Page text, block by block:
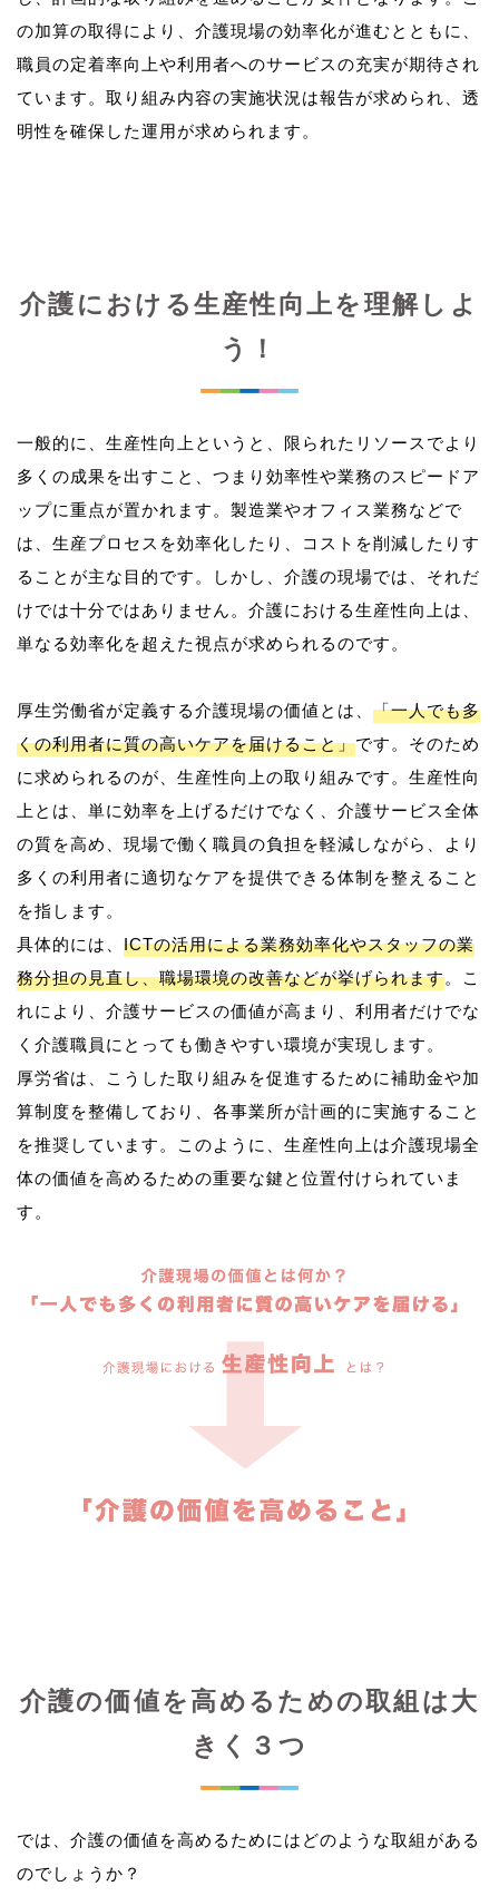
の加算の取得により、介護現場の効率化が進むとともに、
職員の定着率向上や利用者へのサービスの充実が期待され
ています。取り組み内容の実施状況は報告が求められ、透
介護における生産性向上を理解しよ
う！
一般的に、生産性向上というと、限られたリソースでより
多くの成果を出すこと、つまり効率性や業務のスピードア
ップに重点が置かれます。製造業やオフィス業務などで
は、生産プロセスを効率化したり、コストを削減したりす
ることが主な目的です。しかし、介護の現場では、それだ
けでは十分ではありません。介護における生産性向上は、
単なる効率化を超えた視点が求められるのです。
厚生労働省が定義する介護現場の価値とは、 「一人でも多
くの利用者に質の高いケアを届けること」です。そのため
に求められるのが、生産性向上の取り組みです。生産性向
上とは、単に効率を上げるだけでなく、介護サービス全体
の質を高め、現場で働く職員の負担を軽減しながら、より
多くの利用者に適切なケアを提供できる体制を整えること
を指します。
具体的には、 ICTの活用による業務効率化やスタッフの業
務分担の見直し、職場環境の改善などが挙げられます。こ
れにより、介護サービスの価値が高まり、利用者だけでな
く介護職員にとっても働きやすい環境が実現します。
厚労省は、こうした取り組みを促進するために補助金や加
算制度を整備しており、各事業所が計画的に実施すること
を推奨しています。このように、生産性向上は介護現場全
体の価値を高めるための重要な鍵と位置付けられていま
介護の価値を高めるための取組は大
きく３つ
では、介護の価値を高めるためにはどのような取組がある
のでしょうか？